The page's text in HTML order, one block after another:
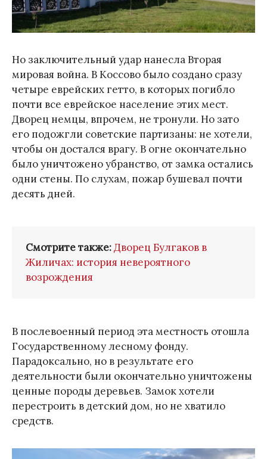
Но заключительный удар нанесла Вторая
мировая война. В Коссово было создано сразу
четыре еврейских гетто, в которых погибло
почти все еврейское население этих мест.
Дворец немцы, впрочем, не тронули. Но зато
его подожгли советские партизаны: не хотели,
чтобы он достался врагу. В огне окончательно
было уничтожено убранство, от замка остались
одни стены. По слухам, пожар бушевал почти
десять дней.
Смотрите также:Дворец Булгаков в
Жиличах: история невероятного
возрождения
В послевоенный период эта местность отошла
Государственному лесному фонду.
Парадоксально, но в результате его
деятельности были окончательно уничтожены
ценные породы деревьев. Замок хотели
перестроить в детский дом, но не хватило
средств.